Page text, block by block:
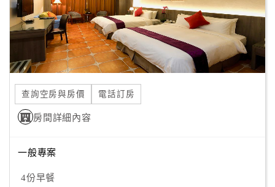
商
合
伴
計
劃
品
查詢空房與房價 電話訂房
房間詳細內容
一般專案
4份早餐